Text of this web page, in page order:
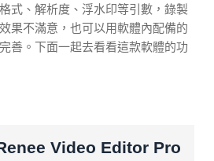
式、解析度、浮水印等引數，錄製
果不滿意，也可以用軟體內配備的
善。下面一起去看看這款軟體的功
Video Editor Pro